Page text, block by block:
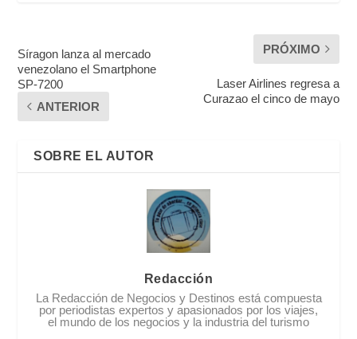
Síragon lanza al mercado
venezolano el Smartphone
SP-7200
ANTERIOR
PRÓXIMO
Laser Airlines regresa a
Curazao el cinco de mayo
SOBRE EL AUTOR
Redacción
La Redacción de Negocios y Destinos está compuesta
por periodistas expertos y apasionados por los viajes,
el mundo de los negocios y la industria del turismo